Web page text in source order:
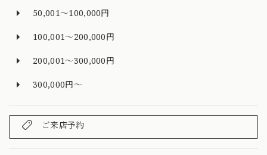
50,001～100,000円
100,001～200,000円
200,001～300,000円
300,000円～
ご来店予約